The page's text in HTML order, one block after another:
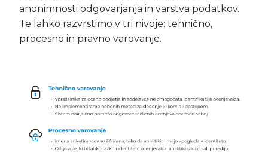
anonimnosti odgovarjanja in varstva podatkov.
Te lahko razvrstimo v tri nivoje: tehnično,
procesno in pravno varovanje.